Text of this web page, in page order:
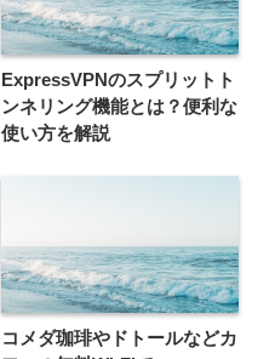
ExpressVPNのスプリットト
ンネリング機能とは？便利な
使い方を解説
コメダ珈琲やドトールなどカ